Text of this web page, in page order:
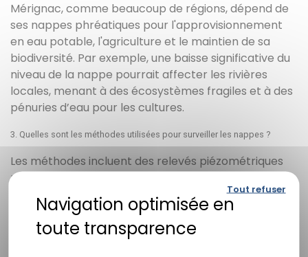
Mérignac, comme beaucoup de régions, dépend de
ses nappes phréatiques pour l'approvisionnement
en eau potable, l'agriculture et le maintien de sa
biodiversité. Par exemple, une baisse significative du
niveau de la nappe pourrait affecter les rivières
locales, menant à des écosystèmes fragiles et à des
pénuries d’eau pour les cultures.
3. Quelles sont les méthodes utilisées pour surveiller les nappes ?
Les méthodes incluent des relevés piézométriques
réguliers, des analyses de la qualité de l'eau
(chimique et biologique) et l'utilisation de
technologies avancées pour modéliser les
fluctuations aquifères. Ces techniques permettent
d'obtenir des données précises et pertinentes pour
Tout refuser